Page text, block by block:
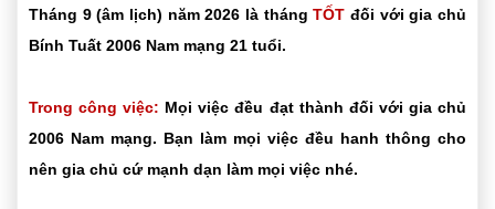
Tháng 9 (âm lịch) năm 2026 là thángTỐT đối với gia chủ
Bính Tuất 2006 Nam mạng 21 tuổi.
Trong công việc: Mọi việc đều đạt thành đối với gia chủ
2006 Nam mạng. Bạn làm mọi việc đều hanh thông cho
nên gia chủ cứ mạnh dạn làm mọi việc nhé.